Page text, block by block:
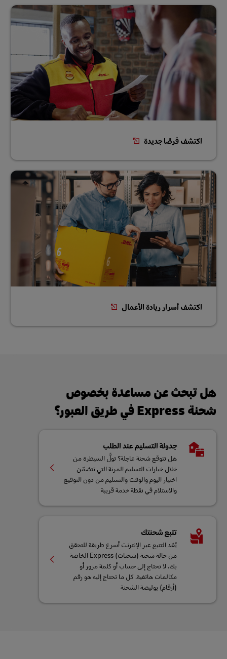
اكتشف فرصًا جديدة
اكتشف أسرار ريادة الأعمال
هل تبحث عن مساعدة بخصوص
شحنة Express في طريق العبور؟
جدولة التسليم عند الطلب
هل تتوقع شحنة عاجلة؟ تولَّ السيطرة من
خلال خيارات التسليم المرنة التي تتضمّن
اختيار اليوم والوقت والتسليم من دون التوقيع
والاستلام في نقطة خدمة قريبة
تتبع شحنتك
يُعَد التتبع عبر الإنترنت أسرع طريقة للتحقق
من حالة شحنة (شحنات) Express الخاصة
بك. لا تحتاج إلى حساب أو كلمة مرور أو
مكالمات هاتفية. كل ما تحتاج إليه هو رقم
(أرقام) بوليصة الشحنة